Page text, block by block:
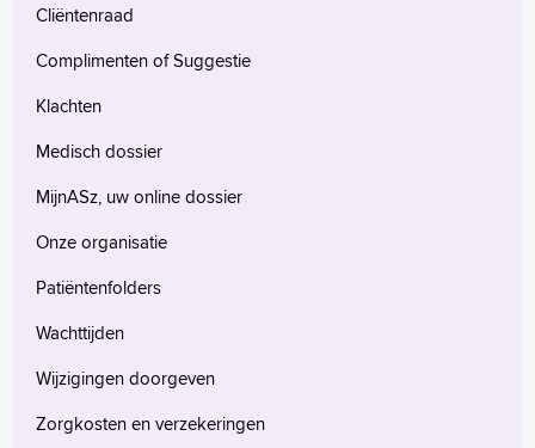
Cliëntenraad
Complimenten of Suggestie
Klachten
Medisch dossier
MijnASz, uw online dossier
Onze organisatie
Patiëntenfolders
Wachttijden
Wijzigingen doorgeven
Zorgkosten en verzekeringen